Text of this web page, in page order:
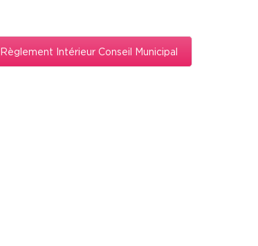
Règlement Intérieur Conseil Municipal